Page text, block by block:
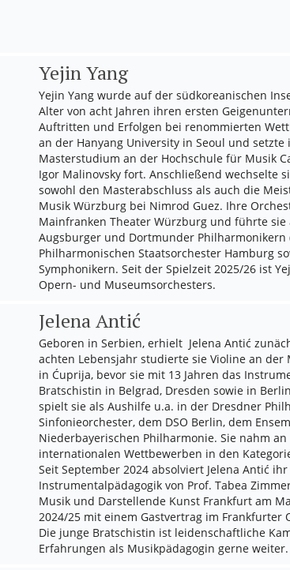
Yejin Yang
Yejin Yang wurde auf der südkoreanischen
Alter von acht Jahren ihren ersten
Auftritten und Erfolgen bei renommierten
an der Hanyang University in Seoul und
Masterstudium an der Hochschule für Musik
Igor Malinovsky fort. Anschließend wechselte
sowohl den Masterabschluss als auch die
Musik Würzburg bei Nimrod Guez. Ihre
Mainfranken Theater Würzburg und führte sie
Augsburger und Dortmunder Philharmonikern
Philharmonischen Staatsorchester Hamburg
Symphonikern. Seit der Spielzeit 2025/26 ist
Opern- und Museumsorchesters.
Jelena Antić
Geboren in Serbien, erhielt Jelena Antić
achten Lebensjahr studierte sie Violine an
in Ćuprija, bevor sie mit 13 Jahren das
Bratschistin in Belgrad, Dresden sowie in
spielt sie als Aushilfe u.a. in der Dresdner
Sinfonieorchester, dem DSO Berlin, dem
Niederbayerischen Philharmonie. Sie nahm
internationalen Wettbewerben in den
Seit September 2024 absolviert Jelena Antić
Instrumentalpädagogik von Prof. Tabea
Musik und Darstellende Kunst Frankfurt am
2024/25 mit einem Gastvertrag im Frankfurter
Die junge Bratschistin ist leidenschaftliche
Erfahrungen als Musikpädagogin gerne weiter.